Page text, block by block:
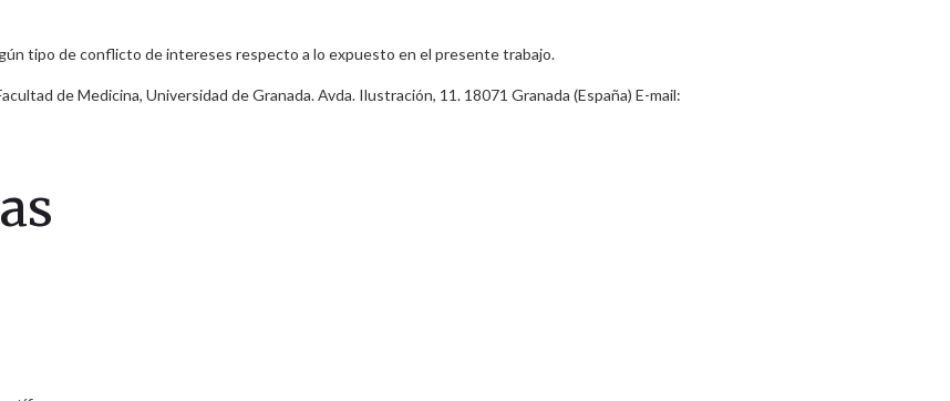
tipo de conflicto de intereses respecto a lo expuesto en el presente trabajo.
de Medicina, Universidad de Granada. Avda. Ilustración, 11. 18071 Granada (España) E-mail: